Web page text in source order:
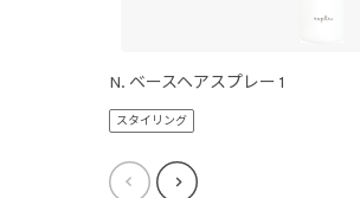
N. ベースヘアスプレー 1
スタイリング